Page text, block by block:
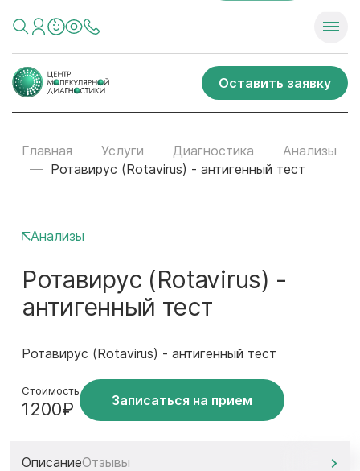
Оставить заявку
Главная Услуги Диагностика
Анализы
Ротавирус (Rotavirus) - антигенный тест
Анализы
Ротавирус (Rotavirus) -
антигенный тест
Ротавирус (Rotavirus) - антигенный тест
Стоимость
1200₽ Записаться на прием
ОписаниеОтзывы